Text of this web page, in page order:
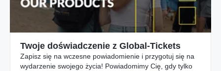
Twoje doświadczenie z Global-Tickets
Zapisz się na wczesne powiadomienie i przygotuj się na
wydarzenie swojego życia! Powiadomimy Cię, gdy tylko